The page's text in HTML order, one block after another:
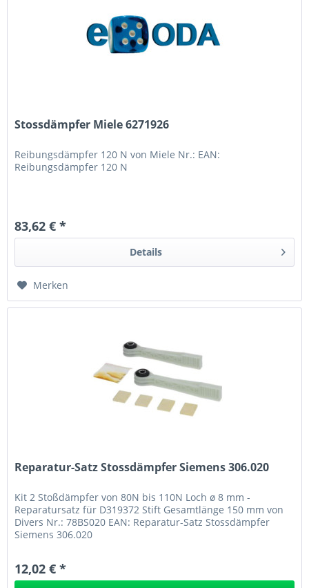
Stossdämpfer Miele 6271926
Reibungsdämpfer 120 N von Miele Nr.: EAN:
Reibungsdämpfer 120 N
83,62 € *
Details
Merken
Reparatur-Satz Stossdämpfer Siemens 306.020
Kit 2 Stoßdämpfer von 80N bis 110N Loch ø 8 mm -
Reparatursatz für D319372 Stift Gesamtlänge 150 mm von
Divers Nr.: 78BS020 EAN: Reparatur-Satz Stossdämpfer
Siemens 306.020
12,02 € *